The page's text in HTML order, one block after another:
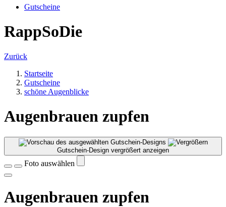
Gutscheine
RappSoDie
Zurück
Startseite
Gutscheine
schöne Augenblicke
Augenbrauen zupfen
Gutschein-Design vergrößert anzeigen
Foto auswählen
Augenbrauen zupfen